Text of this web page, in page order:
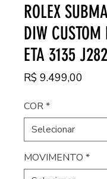
ROLEX
DIW CUSTOM
ETA 3135
R$ 9.499,00
COR*
MOVIMENTO *